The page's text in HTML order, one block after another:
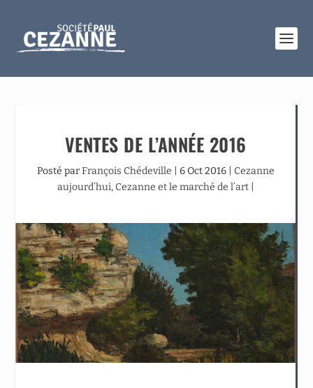
VENTES DE L’ANNÉE 2016
Posté parFrançois Chédeville 6 Oct 2016| Cezanne
aujourd’hui, Cezanne et le marché de l’art|